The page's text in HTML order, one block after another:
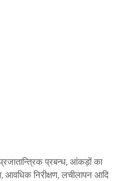
प्रबन्ध, आंकड़ों का
आवधिक निरीक्षण, लचीलापन आदि